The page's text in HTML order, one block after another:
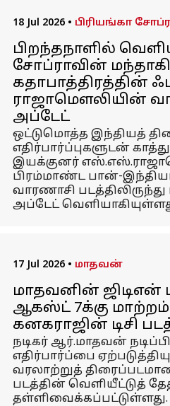
18 Jul 2026 • பிரியங்கா
பிறந்தநாளில்
சோப்ராவின்
கதாபாத்திரத்தின்
ராஜாமௌலியின்
அப்டேட்
ஒட்டுமொத்த இந்தியத்
எதிர்பார்ப்புகளுடன்
இயக்குனர்
பிரம்மாண்ட பான்-
வாரணாசி படத்திலிருந்து
அப்டேட்
17 Jul 2026 • மாதவன்
மாதவனின் ஜிடிஎன்
ஆகஸ்ட் 7க்கு
கனகராஜின் டிசி
நடிகர் ஆர்.மாதவன்
எதிர்பார்ப்பை
வரலாற்றுத் திரைப்படமான
படத்தின் வெளியீட்டுத்
தள்ளிவைக்கப்பட்டுள்ளது.